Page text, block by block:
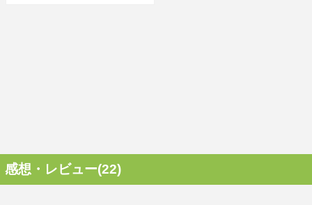
感想・レビュー(22)